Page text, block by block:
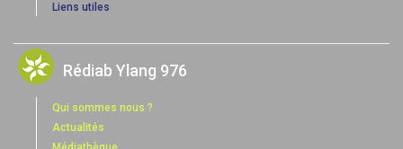
Liens utiles
Rédiab Ylang 976
Qui sommes nous ?
Actualités